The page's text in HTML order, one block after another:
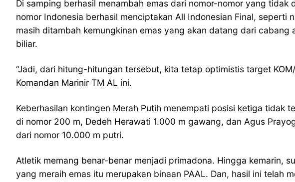
Di samping berhasil menambah emas dari nomor-nomor yang
nomor Indonesia berhasil menciptakan All Indonesian Final,
masih ditambah kemungkinan emas yang akan datang dari
biliar.
“Jadi, dari hitung-hitungan tersebut, kita tetap optimistis target
Komandan Marinir TM AL ini.
Keberhasilan kontingen Merah Putih menempati posisi ketiga
di nomor 200 m, Dedeh Herawati 1.000 m gawang, dan Agus
dari nomor 10.000 m putri.
Atletik memang benar-benar menjadi primadona. Hingga kemarin,
yang meraih emas itu merupakan binaan PAAL. Dan, hasil ini telah